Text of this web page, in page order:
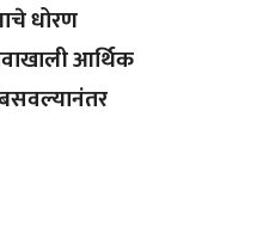
धोरण
आर्थिक